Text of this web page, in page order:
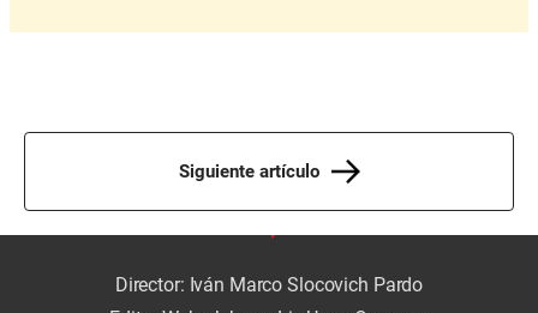
Siguiente artículo
Director: Iván Marco Slocovich Pardo